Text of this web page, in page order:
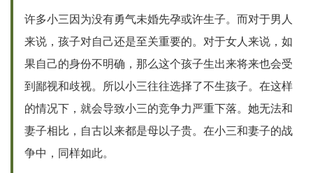
许多小三因为没有勇气未婚先孕或许生子。而对于男人
来说，孩子对自己还是至关重要的。对于女人来说，如
果自己的身份不明确，那么这个孩子生出来将来也会受
到鄙视和歧视。所以小三往往选择了不生孩子。在这样
的情况下，就会导致小三的竞争力严重下落。她无法和
妻子相比，自古以来都是母以子贵。在小三和妻子的战
争中，同样如此。